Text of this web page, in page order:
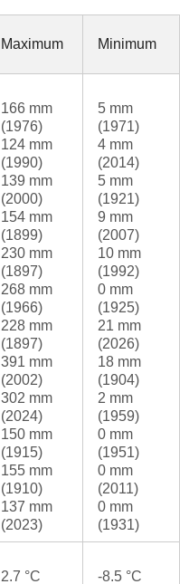
Maximum Minimum
166 mm
(1976)
124 mm
(1990)
139 mm
(2000)
154 mm
(1899)
230 mm
(1897)
268 mm
(1966)
228 mm
(1897)
391 mm
(2002)
302 mm
(2024)
150 mm
(1915)
155 mm
(1910)
137 mm
(2023)
5 mm
(1971)
4 mm
(2014)
5 mm
(1921)
9 mm
(2007)
10 mm
(1992)
0 mm
(1925)
21 mm
(2026)
18 mm
(1904)
2 mm
(1959)
0 mm
(1951)
0 mm
(2011)
0 mm
(1931)
2.7 °C -8.5 °C